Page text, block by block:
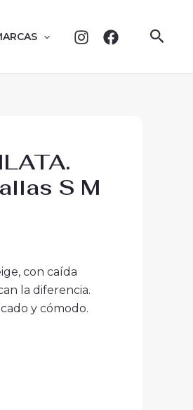
S M
con caída
la diferencia.
y cómodo.